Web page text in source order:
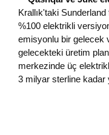
Krallık'taki
%100 elektrikli
emisyonlu bir gelecek
gelecekteki üretim
merkezinde üç
3 milyar sterline kadar